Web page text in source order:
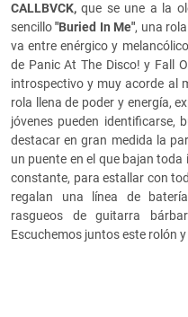
CALLBVCK, que se une a la
sencillo"Buried In Me", una
va entre enérgico y
de Panic At The Disco! y Fall
introspectivo y muy acorde al
rola llena de poder y energía,
jóvenes pueden identificarse,
destacar en gran medida la
un puente en el que bajan
constante, para estallar con
regalan una línea de
rasgueos de guitarra
Escuchemos juntos este rolón